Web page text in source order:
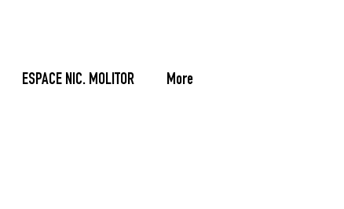
ESPACE NIC. MOLITOR More